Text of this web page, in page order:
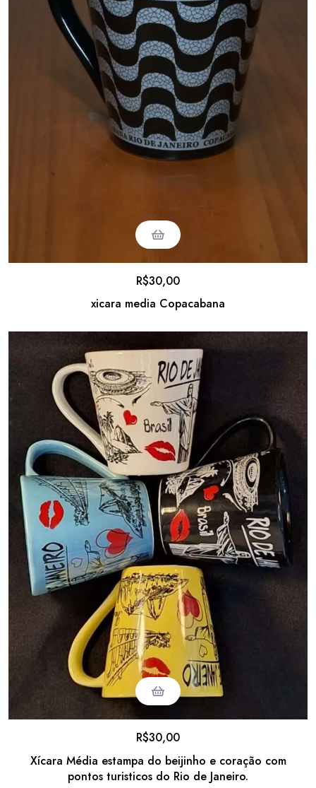
xicara media Copacabana
R$30,00
Xícara Média estampa do beijinho e coração com
pontos turisticos do Rio de Janeiro.
R$30,00